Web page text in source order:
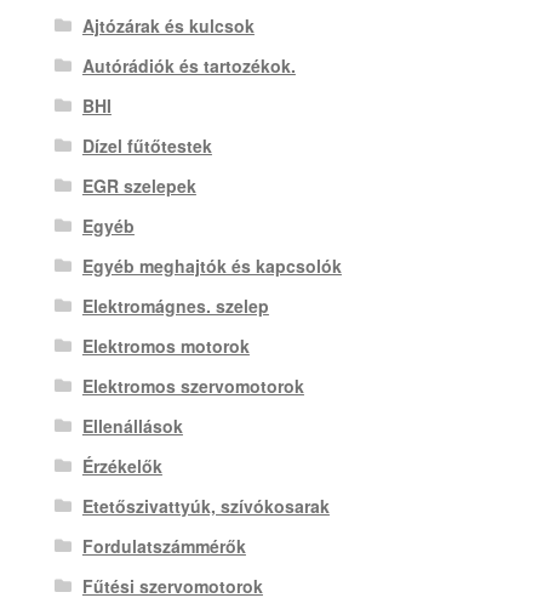
Ajtózárak és kulcsok
Autórádiók és tartozékok.
BHI
Dízel fűtőtestek
EGR szelepek
Egyéb
Egyéb meghajtók és kapcsolók
Elektromágnes. szelep
Elektromos motorok
Elektromos szervomotorok
Ellenállások
Érzékelők
Etetőszivattyúk, szívókosarak
Fordulatszámmérők
Fűtési szervomotorok